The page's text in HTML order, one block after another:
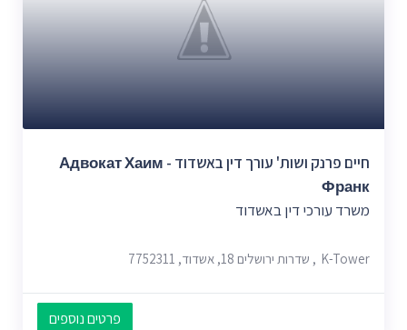
חיים פרנק ושות'‏ עורך דין באשדוד - Адвокат Хаим
Франк
משרד עורכי דין באשדוד
K-Tower, שדרות ירושלים 18, אשדוד, 7752311
פרטים נוספים